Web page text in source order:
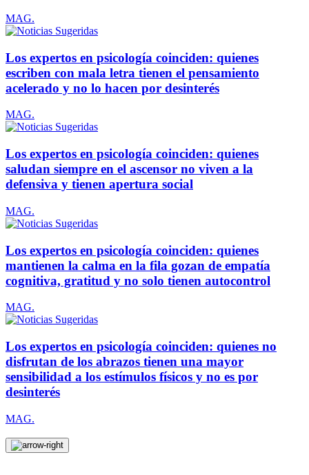
MAG.
Los expertos en psicología coinciden: quienes
escriben con mala letra tienen el pensamiento
acelerado y no lo hacen por desinterés
MAG.
Los expertos en psicología coinciden: quienes
saludan siempre en el ascensor no viven a la
defensiva y tienen apertura social
MAG.
Los expertos en psicología coinciden: quienes
mantienen la calma en la fila gozan de empatía
cognitiva, gratitud y no solo tienen autocontrol
MAG.
Los expertos en psicología coinciden: quienes no
disfrutan de los abrazos tienen una mayor
sensibilidad a los estímulos físicos y no es por
desinterés
MAG.